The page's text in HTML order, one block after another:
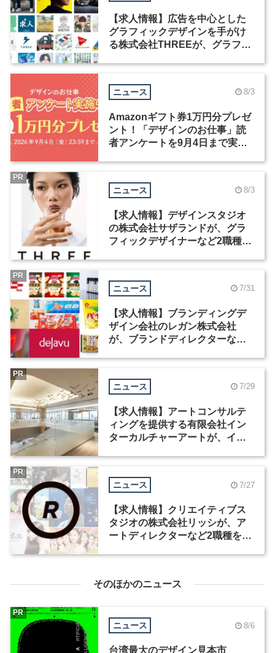
【求人情報】広告を中心とした
グラフィックデザインを手がけ
る株式会社THREEが、グラフィ
ニュース 8/3
Amazonギフト券1万円分プレゼ
ント！「デザインのお仕事」読
者アンケートを9月4日まで実施
ニュース 8/3
【求人情報】デザインスタジオ
の株式会社サザランドが、グラ
フィックデザイナーなど2職種を
PR
ニュース 7/31
【求人情報】ブランディングデ
ザイン会社のレガン株式会社
が、ブランドディレクターなど3
PR
ニュース 7/29
【求人情報】アートコンサルテ
ィングを提供する有限会社イン
ターカルチャーアートが、イン
PR
ニュース 7/27
【求人情報】クリエイティブス
タジオの株式会社リッシが、ア
ートディレクターなど2職種を募
PR
そのほかのニュース
ニュース 8/6
台湾最大のデザイン見本市
PR